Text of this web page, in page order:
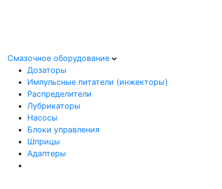
Смазочное оборудование
Дозаторы
Импульсные питатели (инжекторы)
Распределители
Лубрикаторы
Насосы
Блоки управления
Шприцы
Адаптеры